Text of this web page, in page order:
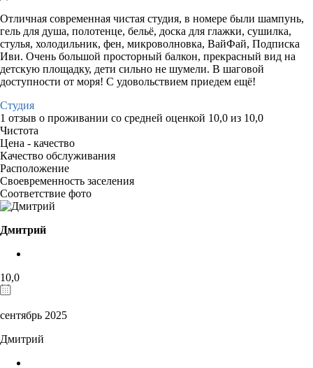
Отличная современная чистая студия, в номере были шампунь,
гель для душа, полотенце, бельё, доска для глажки, сушилка,
стулья, холодильник, фен, микроволновка, ВайФай, Подписка
Иви. Очень большой просторный балкон, прекрасный вид на
детскую площадку, дети сильно не шумели. В шаговой
доступности от моря! С удовольствием приедем ещё!
Студия
1 отзыв о проживании со средней оценкой 10,0 из 10,0
Чистота
Цена - качество
Качество обслуживания
Расположение
Своевременность заселения
Соответствие фото
Дмитрий
10,0
сентябрь 2025
Дмитрий